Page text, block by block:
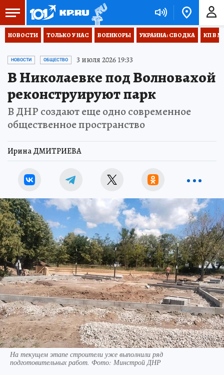
НОВОСТИ ТОЛЬКО У НАС ВОЕНКОРЫ УКРАИНА: СВОДКА КП В
НОВОСТИ ОБЩЕСТВО 3 июля 2026 19:33
В Николаевке под Волновахой
реконструируют парк
В ДНР создают еще одно современное
общественное пространство
Ирина ДМИТРИЕВА
На текущем этапе строители уже выполнили ряд
подготовительных работ. Фото: Минстрой ДНР